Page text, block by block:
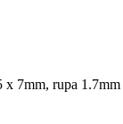
x 7mm, rupa 1.7mm